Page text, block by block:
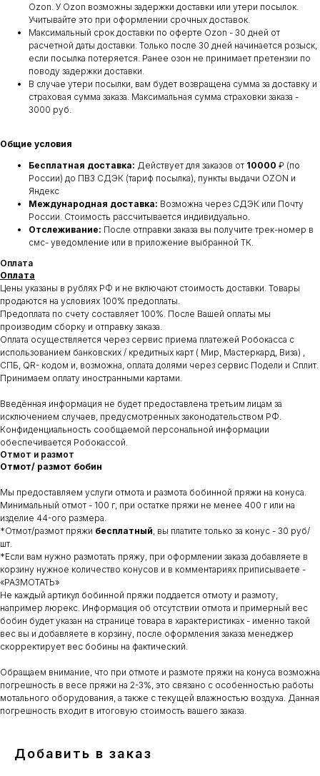
Ozon. У Ozon возможны задержки доставки или утери посылок.
Учитывайте это при оформлении срочных доставок.
Максимальный срок доставки по оферте Ozon - 30 дней от
расчетной даты доставки. Только после 30 дней начинается розыск,
если посылка потеряется. Ранее озон не принимает претензии по
поводу задержки доставки.
В случае утери посылки, вам будет возвращена сумма за доставку и
страховая сумма заказа. Максимальная сумма страховки заказа -
3000 руб.
Общие условия
Бесплатная доставка: Действует для заказов от 10000 ₽ (по
России) до ПВЗ СДЭК (тариф посылка), пункты выдачи OZON и
Яндекс
Международная доставка: Возможна через СДЭК или Почту
России. Стоимость рассчитывается индивидуально.
Отслеживание: После отправки заказа вы получите трек-номер в
смс- уведомление или в приложение выбранной ТК.
Оплата
Оплата
Цены указаны в рублях РФ и не включают стоимость доставки. Товары
продаются на условиях 100% предоплаты.
Предоплата по счету составляет 100%. После Вашей оплаты мы
производим сборку и отправку заказа.
Оплата осуществляется через сервис приема платежей Робокасса с
использованием банковских / кредитных карт ( Мир, Мастеркард, Виза) ,
СПБ, QR- кодом и, возможна, оплата долями через сервис Подели и Сплит.
Принимаем оплату иностранными картами.
Введённая информация не будет предоставлена третьим лицам за
исключением случаев, предусмотренных законодательством РФ.
Конфиденциальность сообщаемой персональной информации
обеспечивается Робокассой.
Отмот и размот
Отмот/ размот бобин
Мы предоставляем услуги отмота и размота бобинной пряжи на конуса.
Минимальный отмот - 100 г, при остатке пряжи не менее 400 г или на
изделие 44-ого размера.
*Отмот/размот пряжи бесплатный , вы платите только за конус - 30 руб/
шт.
*Если вам нужно размотать пряжу, при оформлении заказа добавляете в
корзину нужное количество конусов и в комментариях приписываете -
«РАЗМОТАТЬ»
Не каждый артикул бобинной пряжи поддается отмоту и размоту,
например люрекс. Информация об отсутствии отмота и примерный вес
бобин будет указан на странице товара в характеристиках - именно такой
вес вы и добавляете в корзину, после оформления заказа менеджер
скорректирует вес бобины на фактический.
Обращаем внимание, что при отмоте и размоте пряжи на конуса возможна
погрешность в весе пряжи на 2-3%, это связано с особенностью работы
мотального оборудования, а также с текущей влажностью воздуха. Данная
погрешность входит в итоговую стоимость вашего заказа.
Добавить в заказ